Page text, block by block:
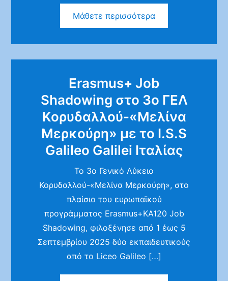
Μάθετε περισσότερα
Erasmus+ Job
Shadowing στο 3ο ΓΕΛ
Κορυδαλλού-«Μελίνα
Μερκούρη» με το Ι.S.S
Galileo Galilei Ιταλίας
Το 3ο Γενικό Λύκειο
Κορυδαλλού-«Μελίνα Μερκούρη», στο
πλαίσιο του ευρωπαϊκού
προγράμματος Erasmus+KA120 Job
Shadowing, φιλοξένησε από 1 έως 5
Σεπτεμβρίου 2025 δύο εκπαιδευτικούς
από το Liceo Galileo […]